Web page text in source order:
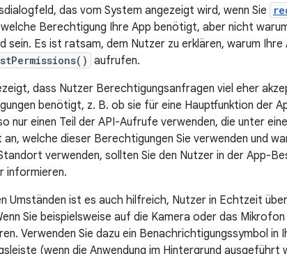
das vom System angezeigt wird, wenn Sie
Berechtigung Ihre App benötigt, aber nicht
sein. Es ist ratsam, dem Nutzer zu erklären, warum
aufrufen.
dass Nutzer Berechtigungsanfragen viel eher
benötigt, z. B. ob sie für eine Hauptfunktion der
nur einen Teil der API-Aufrufe verwenden, die unter
an, welche dieser Berechtigungen Sie verwenden und
verwenden, sollten Sie den Nutzer in der App-
informieren.
Umständen ist es auch hilfreich, Nutzer in Echtzeit
Sie beispielsweise auf die Kamera oder das
Verwenden Sie dazu ein Benachrichtigungssymbol in
(wenn die Anwendung im Hintergrund